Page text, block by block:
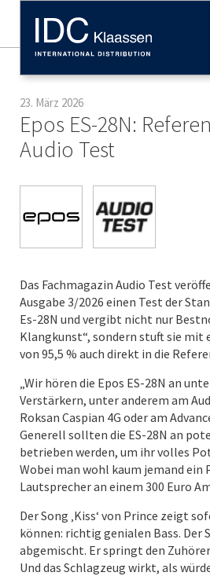
23. März 2026
Epos ES-28N:
Audio Test
Das Fachmagazin Audio Test
Ausgabe 3/2026 einen Test der
Es-28N und vergibt nicht nur
Klangkunst“, sondern stuft sie mit
von 95,5 % auch direkt in die
„Wir hören die Epos ES-28N an
Verstärkern, unter anderem am
Roksan Caspian 4G oder am
Generell sollten die ES-28N an
betrieben werden, um ihr volles
Wobei man wohl kaum jemand ein
Lautsprecher an einem 300 Euro
Der Song ‚Kiss‘ von Prince zeigt
können: richtig genialen Bass. Der
abgemischt. Er springt den
Und das Schlagzeug wirkt, als